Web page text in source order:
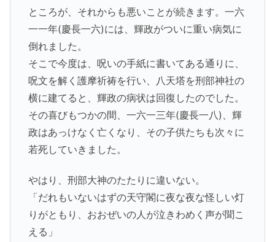
ところが、それからも悪いことが続きます。一六
一一年(慶長一六)には、輝政がついに重い病気に
倒れました。
そこで今度は、呪いの手紙に書いてある通りに、
呪文を解く護摩祈祷を行い、八天塔を刑部神社の
横に建てると、輝政の病状は回復したのでした。
その喜びもつかの間、一六一三年(慶長一八)、輝
政はあっけなく亡くなり、その子供たちも次々に
若死していきました。
やはり、刑部大神のたたりに違いない。
「だれもいないはずの天守閣に夜な夜な怪しい灯
りがともり、おおぜいの人が泣きわめく声が聞こ
える」